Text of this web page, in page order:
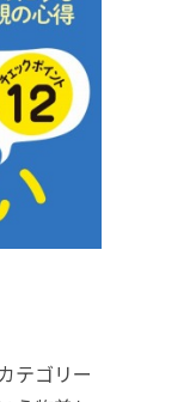
テゴリー